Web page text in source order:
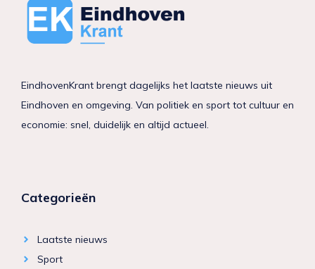
EindhovenKrant brengt dagelijks het laatste nieuws uit
Eindhoven en omgeving. Van politiek en sport tot cultuur en
economie: snel, duidelijk en altijd actueel.
Categorieën
Laatste nieuws
Sport